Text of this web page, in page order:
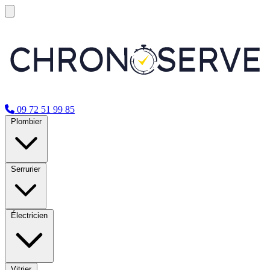
09 72 51 99 85
Plombier
Serrurier
Électricien